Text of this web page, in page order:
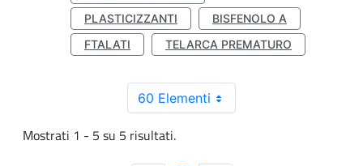
PLASTICIZZANTI
BISFENOLO A
FTALATI
TELARCA PREMATURO
60 Elementi
Mostrati 1 - 5 su 5 risultati.